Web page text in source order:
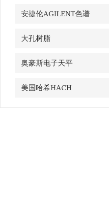
安捷伦AGILENT色谱
大孔树脂
奥豪斯电子天平
美国哈希HACH